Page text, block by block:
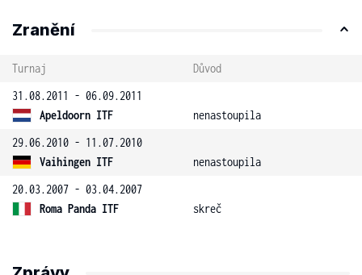
Zranění
Turnaj
Důvod
31.08.2011 - 06.09.2011
Apeldoorn ITF
nenastoupila
29.06.2010 - 11.07.2010
Vaihingen ITF
nenastoupila
20.03.2007 - 03.04.2007
Roma Panda ITF
skreč